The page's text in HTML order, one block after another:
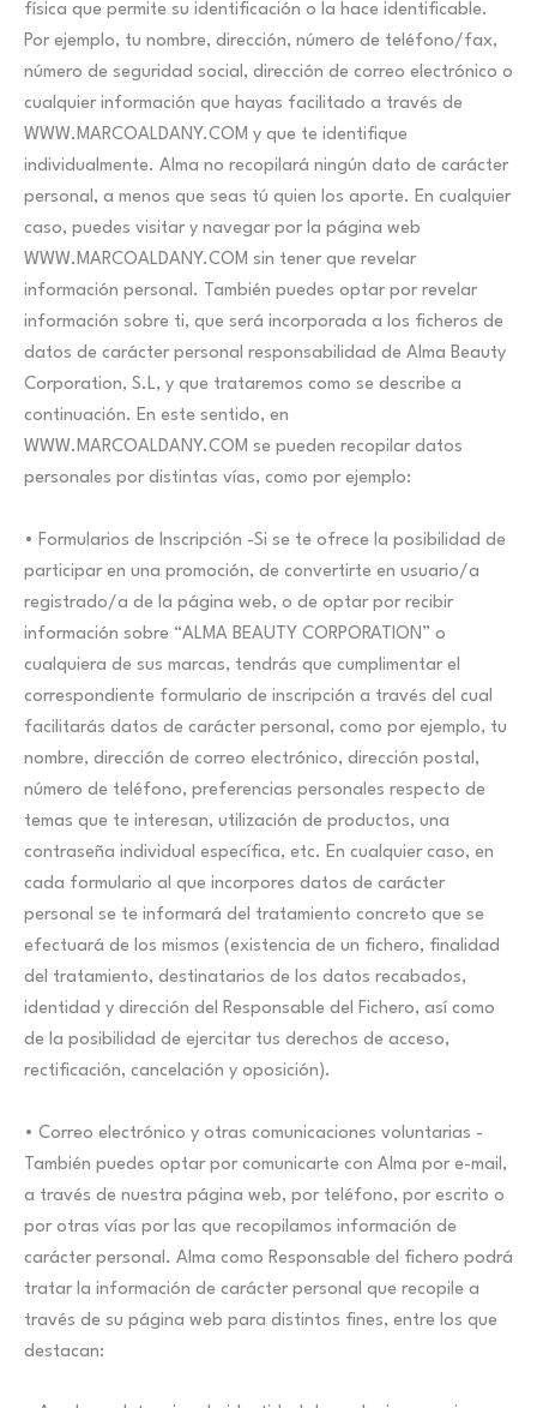
física que permite su identificación o la hace identificable.
Por ejemplo, tu nombre, dirección, número de teléfono/fax,
número de seguridad social, dirección de correo electrónico o
cualquier información que hayas facilitado a través de
WWW.MARCOALDANY.COM y que te identifique
individualmente. Alma no recopilará ningún dato de carácter
personal, a menos que seas tú quien los aporte. En cualquier
caso, puedes visitar y navegar por la página web
WWW.MARCOALDANY.COM sin tener que revelar
información personal. También puedes optar por revelar
información sobre ti, que será incorporada a los ficheros de
datos de carácter personal responsabilidad de Alma Beauty
Corporation, S.L, y que trataremos como se describe a
continuación. En este sentido, en
WWW.MARCOALDANY.COM se pueden recopilar datos
personales por distintas vías, como por ejemplo:
• Formularios de Inscripción -Si se te ofrece la posibilidad de
participar en una promoción, de convertirte en usuario/a
registrado/a de la página web, o de optar por recibir
información sobre “ALMA BEAUTY CORPORATION” o
cualquiera de sus marcas, tendrás que cumplimentar el
correspondiente formulario de inscripción a través del cual
facilitarás datos de carácter personal, como por ejemplo, tu
nombre, dirección de correo electrónico, dirección postal,
número de teléfono, preferencias personales respecto de
temas que te interesan, utilización de productos, una
contraseña individual específica, etc. En cualquier caso, en
cada formulario al que incorpores datos de carácter
personal se te informará del tratamiento concreto que se
efectuará de los mismos (existencia de un fichero, finalidad
del tratamiento, destinatarios de los datos recabados,
identidad y dirección del Responsable del Fichero, así como
de la posibilidad de ejercitar tus derechos de acceso,
rectificación, cancelación y oposición).
• Correo electrónico y otras comunicaciones voluntarias -
También puedes optar por comunicarte con Alma por e-mail,
a través de nuestra página web, por teléfono, por escrito o
por otras vías por las que recopilamos información de
carácter personal. Alma como Responsable del fichero podrá
tratar la información de carácter personal que recopile a
través de su página web para distintos fines, entre los que
destacan: